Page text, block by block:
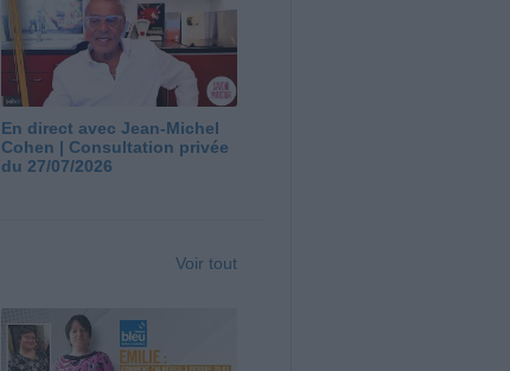
En direct avec Jean-Michel
Cohen | Consultation privée
du 27/07/2026
Voir tout